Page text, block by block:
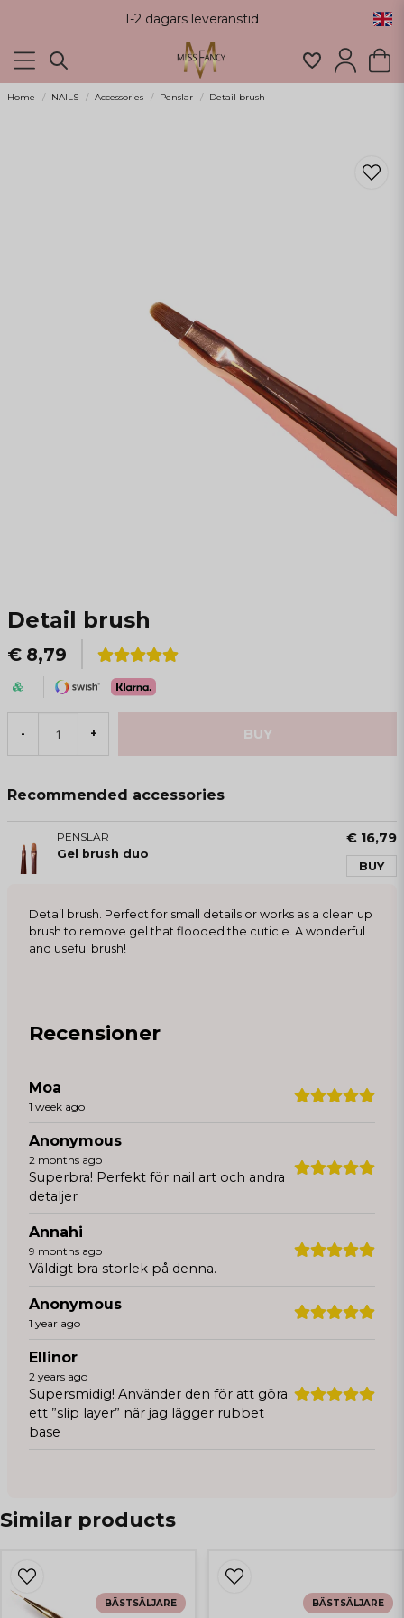
1-2 dagars leveranstid
Home NAILS Accessories Penslar Detail brush
Detail brush
€ 8,79
- + BUY
Recommended accessories
PENSLAR
Gel brush duo
€ 16,79
BUY
Detail brush. Perfect for small details or works as a clean up
brush to remove gel that flooded the cuticle. A wonderful
and useful brush!
Recensioner
Moa
1 week ago
Anonymous
2 months ago
Superbra! Perfekt för nail art och andra
detaljer
Annahi
9 months ago
Väldigt bra storlek på denna.
Anonymous
1 year ago
Ellinor
2 years ago
Supersmidig! Använder den för att göra
ett ”slip layer” när jag lägger rubbet
base
Similar products
BÄSTSÄLJARE BÄSTSÄLJARE